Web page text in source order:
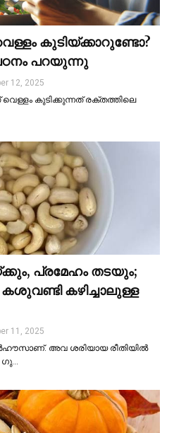
കുടിയ്ക്കാറുണ്ടോ?
പറയുന്നു
12, 2025
കുടിക്കുന്നത് രക്തത്തിലെ
പ്രമേഹം തടയും;
കഴിച്ചാലുള്ള
11, 2025
അവ ശരിയായ രീതിയില്‍
ഗു…